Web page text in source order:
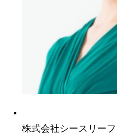
株式会社シースリー